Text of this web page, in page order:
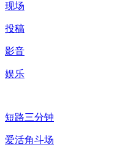
现场
投稿
影音
娱乐
短路三分钟
爱活角斗场